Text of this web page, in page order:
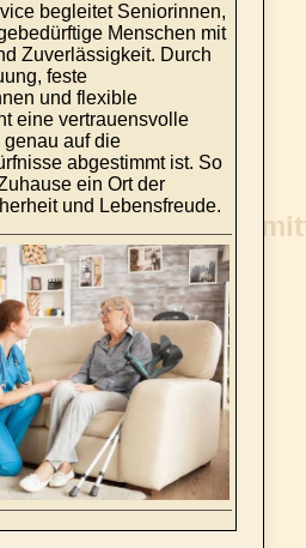
begleitet Seniorinnen,
Menschen mit
Zuverlässigkeit. Durch
feste
und flexible
eine vertrauensvolle
auf die
abgestimmt ist. So
ein Ort der
und Lebensfreude.